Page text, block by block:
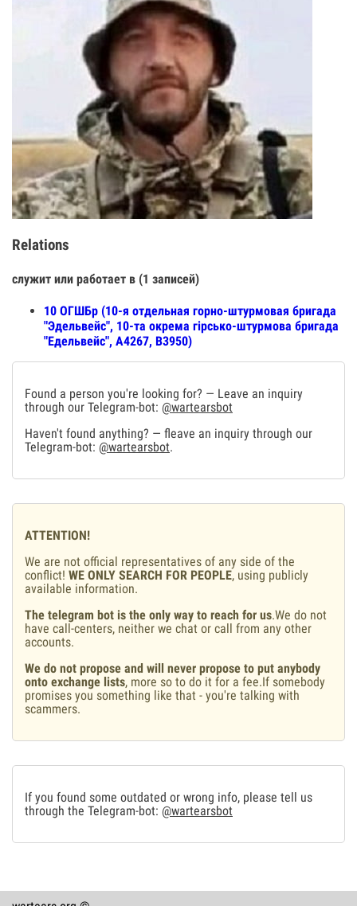
Relations
служит или работает в (1 записей)
10 ОГШБр (10-я отдельная горно-штурмовая бригада
"Эдельвейс", 10-та окрема гірсько-штурмова бригада
"Едельвейс", А4267, В3950)
Found a person you're looking for? — Leave an inquiry
through our Telegram-bot: @wartearsbot
Haven't found anything? — fleave an inquiry through our
Telegram-bot: @wartearsbot.
ATTENTION!
We are not official representatives of any side of the
conflict! WE ONLY SEARCH FOR PEOPLE, using publicly
available information.
The telegram bot is the only way to reach for us.We do not
have call-centers, neither we chat or call from any other
accounts.
We do not propose and will never propose to put anybody
onto exchange lists, more so to do it for a fee.If somebody
promises you something like that - you're talking with
scammers.
If you found some outdated or wrong info, please tell us
through the Telegram-bot: @wartearsbot